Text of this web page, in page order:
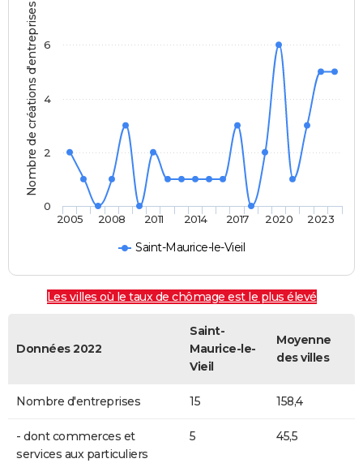
Nombre de créations d'entreprises
Saint-Maurice-le-Vieil
2005 2008 2011 2014 2017 2020 2023
0
2
4
6
Les villes où le taux de chômage est le plus élevé
Données 2022
Saint-
Maurice-le-
Vieil
Moyenne
des villes
Nombre d'entreprises 15 158,4
- dont commerces et
services aux particuliers
5 45,5